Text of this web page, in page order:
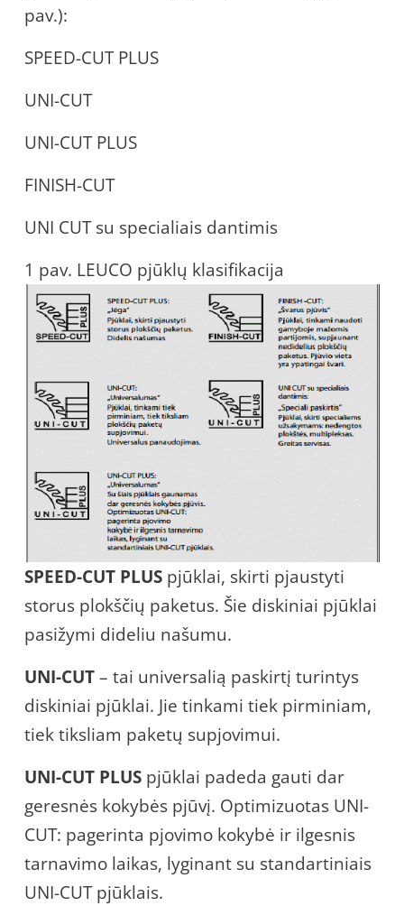
pav.):
SPEED-CUT PLUS
UNI-CUT
UNI-CUT PLUS
FINISH-CUT
UNI CUT su specialiais dantimis
1 pav. LEUCO pjūklų klasifikacija
SPEED-CUT PLUS pjūklai, skirti pjaustyti
storus plokščių paketus. Šie diskiniai pjūklai
pasižymi dideliu našumu.
UNI-CUT– tai universalią paskirtį turintys
diskiniai pjūklai. Jie tinkami tiek pirminiam,
tiek tiksliam paketų supjovimui.
UNI-CUT PLUS pjūklai padeda gauti dar
geresnės kokybės pjūvį. Optimizuotas UNI-
CUT: pagerinta pjovimo kokybė ir ilgesnis
tarnavimo laikas, lyginant su standartiniais
UNI-CUT pjūklais.